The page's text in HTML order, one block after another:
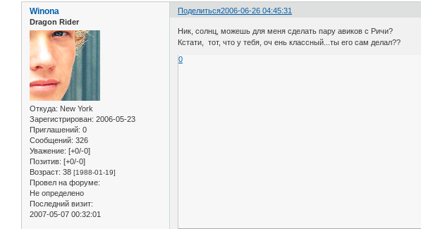
Поделиться2006-06-26 04:45:31
Winona
Dragon Rider
Откуда: New York
Зарегистрирован: 2006-05-23
Приглашений: 0
Сообщений: 326
Уважение: [+0/-0]
Позитив: [+0/-0]
Возраст: 38 [1988-01-19]
Провел на форуме:
Не определено
Последний визит:
2007-05-07 00:32:01
Ник, солнц, можешь для меня сделать пару авиков с Ричи?
Кстати, тот, что у тебя, оч ень классный...ты его сам делал??
0